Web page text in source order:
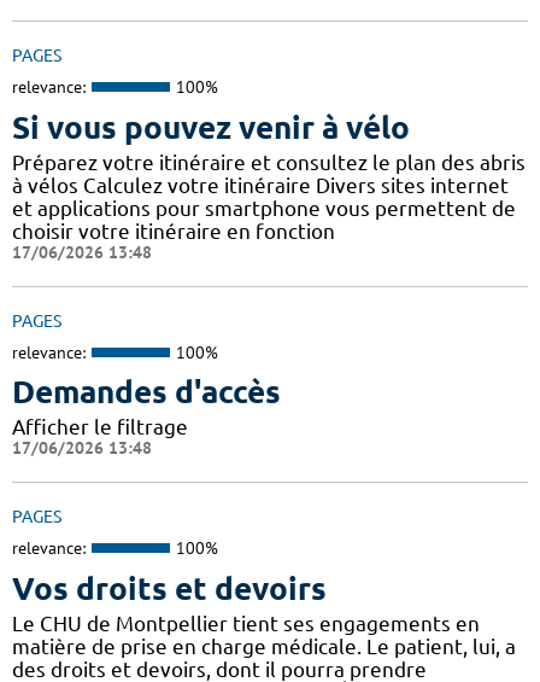
PAGES
relevance: 100%
Si vous pouvez venir à vélo
Préparez votre itinéraire et consultez le plan des abris
à vélos Calculez votre itinéraire Divers sites internet
et applications pour smartphone vous permettent de
choisir votre itinéraire en fonction
17/06/2026 13:48
PAGES
relevance: 100%
Demandes d'accès
Afficher le filtrage
17/06/2026 13:48
PAGES
relevance: 100%
Vos droits et devoirs
Le CHU de Montpellier tient ses engagements en
matière de prise en charge médicale. Le patient, lui, a
des droits et devoirs, dont il pourra prendre